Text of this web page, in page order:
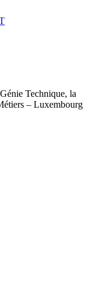
Technique, la
– Luxembourg